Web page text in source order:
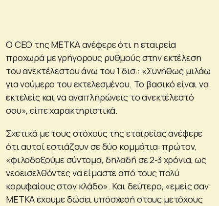
Ο CEO της ΜΕΤΚΑ ανέφερε ότι η εταιρεία
προχωρά με γρήγορους ρυθμούς στην εκτέλεση
του ανεκτέλεστου άνω του 1 δισ.: «Συνήθως μιλάω
για νούμερο του εκτελεσμένου. Το βασικό είναι να
εκτελείς και να αναπληρώνεις το ανεκτέλεστό
σου», είπε χαρακτηριστικά.
Σχετικά με τους στόχους της εταιρείας ανέφερε
ότι αυτοί εστιάζουν σε δύο κομμάτια: πρώτον,
«φιλοδοξούμε σύντομα, δηλαδή σε 2-3 χρόνια, ως
νεοεισελθόντες να είμαστε από τους πολύ
κορυφαίους στον κλάδο». Και δεύτερο, «εμείς σαν
ΜΕΤΚΑ έχουμε δώσει υπόσχεσή στους μετόχους